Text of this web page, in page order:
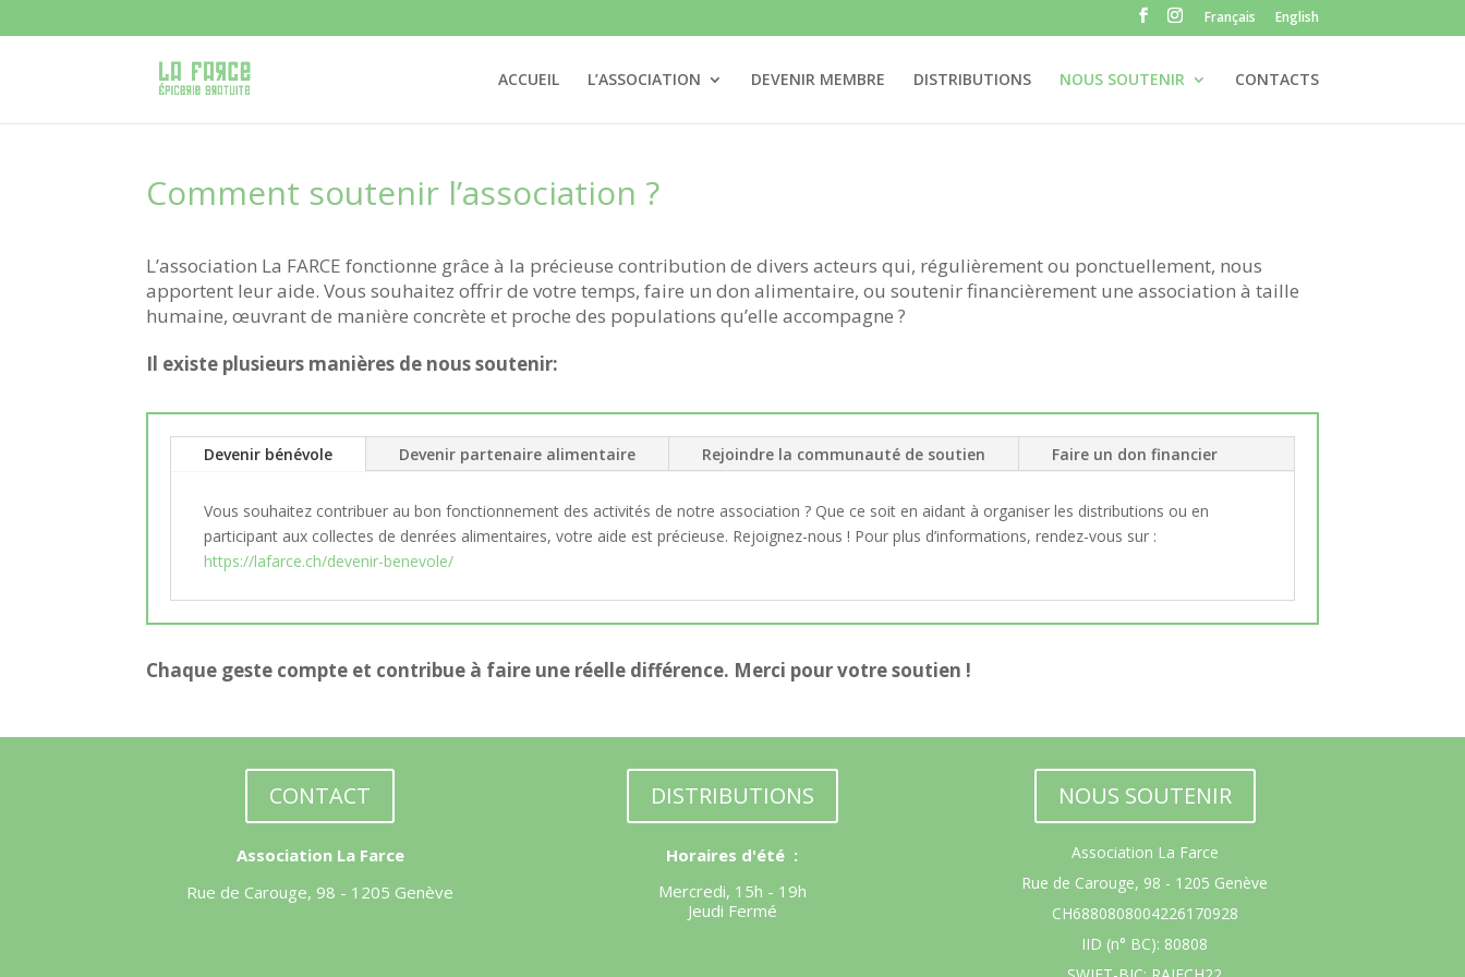
Français English
ACCUEIL L’ASSOCIATION DEVENIR MEMBRE DISTRIBUTIONS NOUS SOUTENIR CONTACTS
Comment soutenir l’association ?
L’association La FARCE fonctionne grâce à la précieuse contribution de divers acteurs qui, régulièrement ou ponctuellement, nous
apportent leur aide. Vous souhaitez offrir de votre temps, faire un don alimentaire, ou soutenir financièrement une association à taille
humaine, œuvrant de manière concrète et proche des populations qu’elle accompagne ?
Il existe plusieurs manières de nous soutenir:
Devenir bénévole Devenir partenaire alimentaire Rejoindre la communauté de soutien Faire un don financier
Vous souhaitez contribuer au bon fonctionnement des activités de notre association ? Que ce soit en aidant à organiser les distributions ou en
participant aux collectes de denrées alimentaires, votre aide est précieuse. Rejoignez-nous ! Pour plus d’informations, rendez-vous sur :
https://lafarce.ch/devenir-benevole/
Chaque geste compte et contribue à faire une réelle différence. Merci pour votre soutien !
CONTACT DISTRIBUTIONS NOUS SOUTENIR
Association La Farce
Rue de Carouge, 98 - 1205 Genève
Horaires d'été :
Mercredi, 15h - 19h
Jeudi Fermé
Association La Farce
Rue de Carouge, 98 - 1205 Genève
CH6880808004226170928
IID (n° BC): 80808